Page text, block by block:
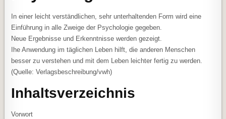
In einer leicht verständlichen, sehr unterhaltenden Form wird eine
Einführung in alle Zweige der Psychologie gegeben.
Neue Ergebnisse und Erkenntnisse werden gezeigt.
Ihe Anwendung im täglichen Leben hilft, die anderen Menschen
besser zu verstehen und mit dem Leben leichter fertig zu werden.
(Quelle: Verlagsbeschreibung/vwh)
Inhaltsverzeichnis
Vorwort